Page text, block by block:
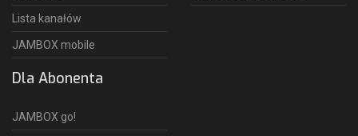
Lista kanałów
JAMBOX mobile
Dla Abonenta
JAMBOX go!